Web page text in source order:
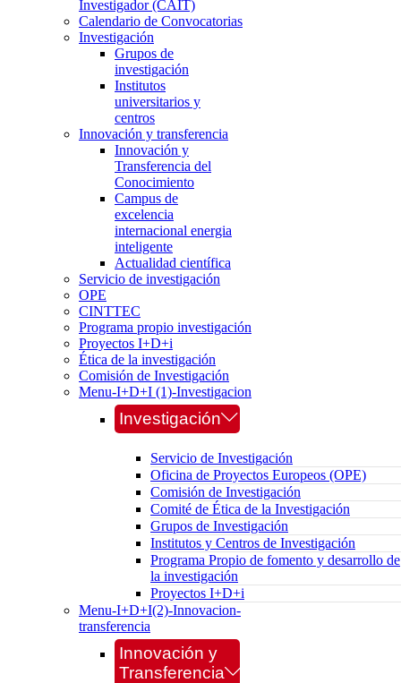
Investigador (CAIT)
Calendario de Convocatorias
Investigación
Grupos de
investigación
Institutos
universitarios y
centros
Innovación y transferencia
Innovación y
Transferencia del
Conocimiento
Campus de
excelencia
internacional energia
inteligente
Actualidad científica
Servicio de investigación
OPE
CINTTEC
Programa propio investigación
Proyectos I+D+i
Ética de la investigación
Comisión de Investigación
Menu-I+D+I (1)-Investigacion
Investigación
Servicio de Investigación
Oficina de Proyectos Europeos (OPE)
Comisión de Investigación
Comité de Ética de la Investigación
Grupos de Investigación
Institutos y Centros de Investigación
Programa Propio de fomento y desarrollo de
la investigación
Proyectos I+D+i
Menu-I+D+I(2)-Innovacion-
transferencia
Innovación y
Transferencia